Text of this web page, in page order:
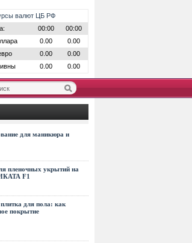
валют ЦБ РФ
00:00
00:00
0.00
0.00
0.00
0.00
0.00 0.00
для маникюра и
пленочных укрытий на
F1
для пола: как
покрытие